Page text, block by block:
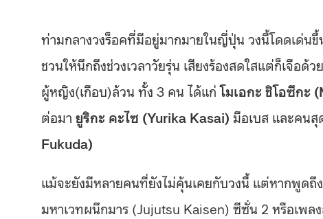
ท่ามกลางวงร็อคที่มีอยู่มากมายในญี่ปุ่น วงนี้โดดเด่น
ชวนให้นึกถึงช่วงเวลาวัยรุ่น เสียงร้องสดใสแต่ก็เจือ
ผู้หญิง(เกือบ)ล้วน ทั้ง 3 คน ได้แก่โมเอกะ ชิโอซึกะ
ต่อมา ยูริกะ คะไซ (Yurika Kasai) มือเบส และคนสุ
Fukuda)
แม้จะยังมีหลายคนที่ยังไม่คุ้นเคยกับวงนี้ แต่หากพูดถึ
มหาเวทผนึกมาร (Jujutsu Kaisen) ซีซั่น 2 หรือเพล